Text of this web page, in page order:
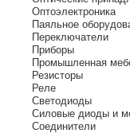
Оптоэлектроника
Паяльное
Переключатели
Приборы
Промышленная
Резисторы
Реле
Светодиоды
Силовые диоды и
Соединители